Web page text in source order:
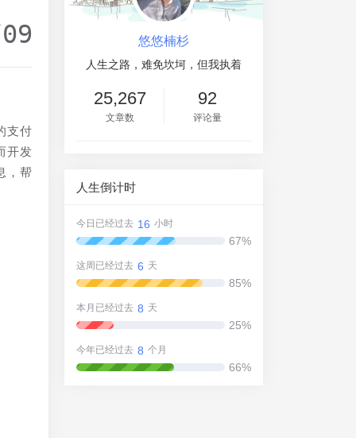
支付
开发
，帮
悠悠楠杉
人生之路，难免坎坷，但我执着
25,267
文章数
92
评论量
人生倒计时
今日已经过去 16 小时
67%
这周已经过去 6 天
85%
本月已经过去 8 天
25%
今年已经过去 8 个月
66%